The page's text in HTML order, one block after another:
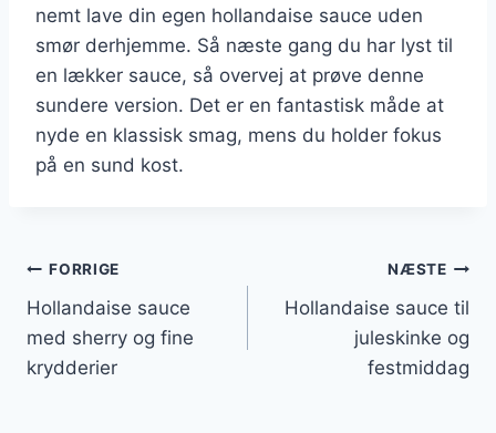
nemt lave din egen hollandaise sauce uden
smør derhjemme. Så næste gang du har lyst til
en lækker sauce, så overvej at prøve denne
sundere version. Det er en fantastisk måde at
nyde en klassisk smag, mens du holder fokus
på en sund kost.
Indlægsnavigation
FORRIGE
Hollandaise sauce
med sherry og fine
krydderier
NÆSTE
Hollandaise sauce til
juleskinke og
festmiddag